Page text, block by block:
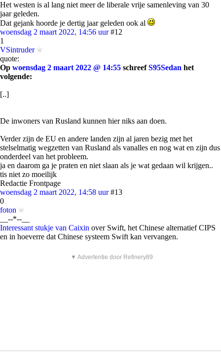
Het westen is al lang niet meer de liberale vrije samenleving van 30
jaar geleden.
Dat gejank hoorde je dertig jaar geleden ook al
woensdag 2 maart 2022, 14:56 uur #12
1
VSintruder
quote:
Op woensdag 2 maart 2022 @ 14:55 schreefS95Sedan het
volgende:
[..]
De inwoners van Rusland kunnen hier niks aan doen.
Verder zijn de EU en andere landen zijn al jaren bezig met het
stelselmatig wegzetten van Rusland als vanalles en nog wat en zijn dus
onderdeel van het probleem.
ja en daarom ga je praten en niet slaan als je wat gedaan wil krijgen..
tis niet zo moeilijk
Redactie Frontpage
woensdag 2 maart 2022, 14:58 uur #13
0
foton
__--*--__
Interessant stukje van Caixin over Swift, het Chinese alternatief CIPS
en in hoeverre dat Chinese systeem Swift kan vervangen.
▼ Advertentie door Refinery89